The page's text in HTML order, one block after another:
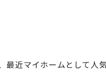
近マイホームとして人